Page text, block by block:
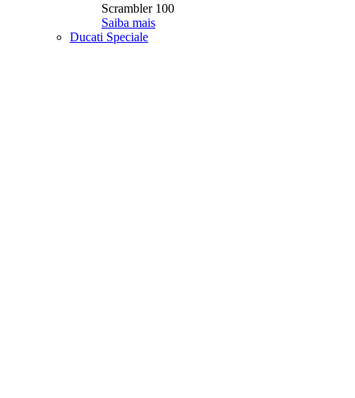
Scrambler 100
Saiba mais
Ducati Speciale